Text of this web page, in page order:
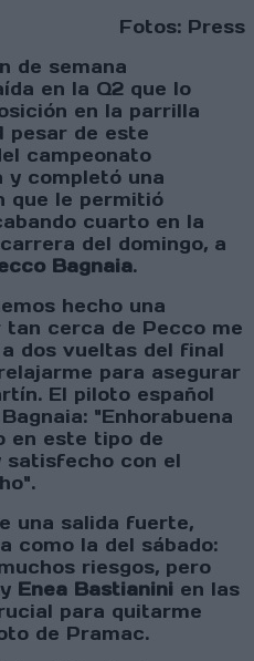
Fotos: Press
de semana
en la Q2 que lo
en la parrilla
pesar de este
campeonato
y completó una
que le permitió
cuarto en la
del domingo, a
Bagnaia.
hecho una
cerca de Pecco me
dos vueltas del final
para asegurar
El piloto español
"Enhorabuena
en este tipo de
satisfecho con el
una salida fuerte,
como la del sábado:
riesgos, pero
y Enea Bastianini en las
para quitarme
de Pramac.